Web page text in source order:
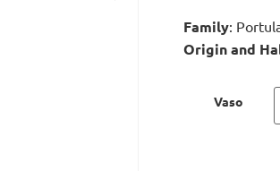
Family:
Origin and
Vaso